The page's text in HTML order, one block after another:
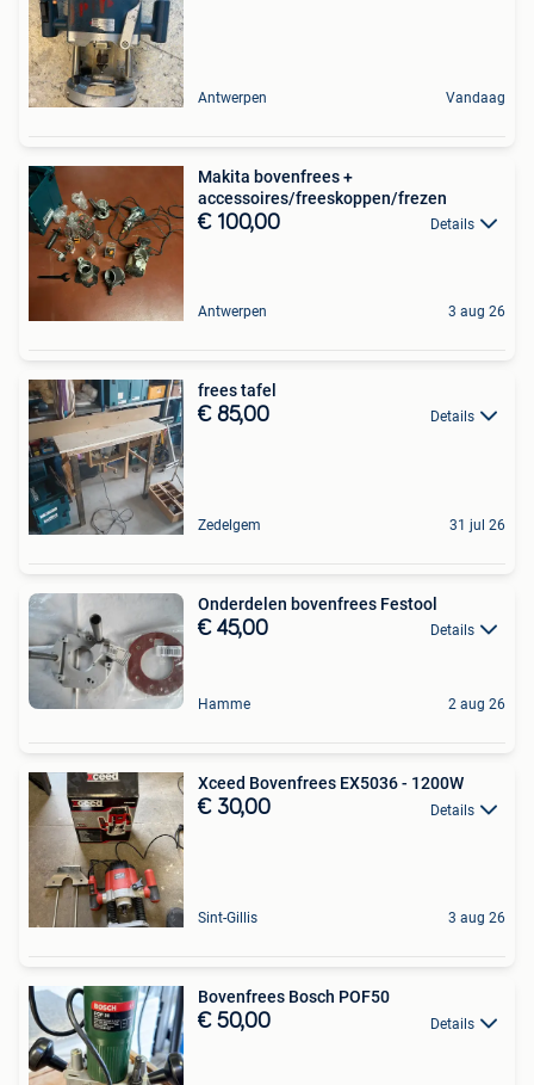
Antwerpen Vandaag
Makita bovenfrees +
accessoires/freeskoppen/frezen
€ 100,00 Details
Antwerpen 3 aug 26
frees tafel
€ 85,00 Details
Zedelgem 31 jul 26
Onderdelen bovenfrees Festool
€ 45,00 Details
Hamme 2 aug 26
Xceed Bovenfrees EX5036 - 1200W
€ 30,00 Details
Sint-Gillis 3 aug 26
Bovenfrees Bosch POF50
€ 50,00 Details